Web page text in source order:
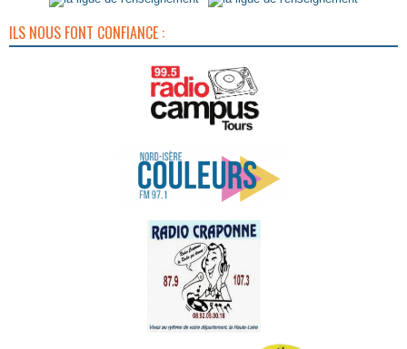
ILS NOUS FONT CONFIANCE :